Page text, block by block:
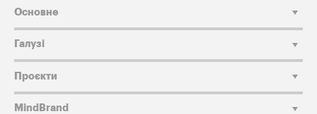
Основне
Галузі
Проєкти
MindBrand